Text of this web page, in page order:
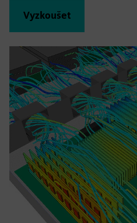
Vyzkoušet